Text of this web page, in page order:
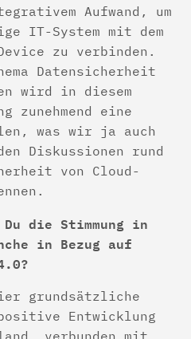
Aufwand, um
IT-System mit dem
zu verbinden.
Datensicherheit
wird in diesem
zunehmend eine
was wir ja auch
Diskussionen rund
von Cloud-
die Stimmung in
in Bezug auf
grundsätzliche
Entwicklung
verbunden mit